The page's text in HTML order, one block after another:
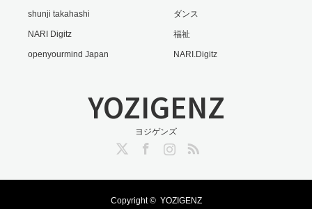
shunji takahashi
NARI Digitz
openyourmind Japan
ダンス
福祉
NARI.Digitz
YOZIGENZ
ヨジゲンズ
InstagramRSS
Copyright © YOZIGENZ